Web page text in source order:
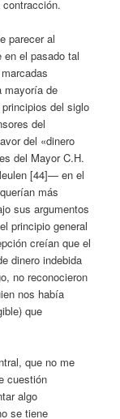
parecer al
el pasado tal
mayoría de
del siglo
del
del «dinero
del Mayor C.H.
[44]— en el
más
sus argumentos
principio general
creían que el
dinero indebida
no reconocieron
nos había
que
que no me
cuestión
algo
se tiene